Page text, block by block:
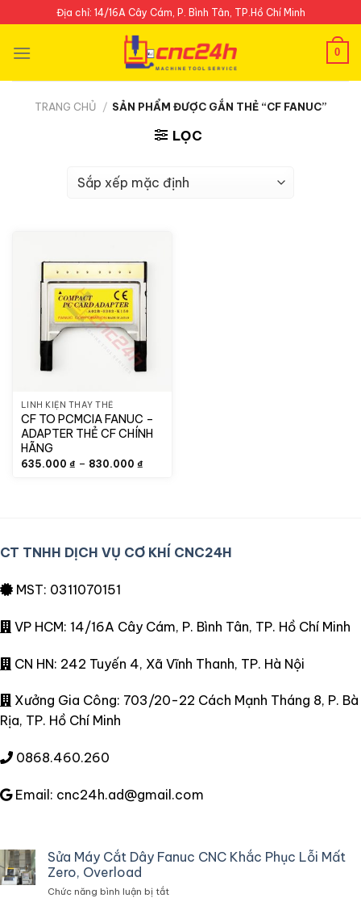
to
content
Địa chỉ: 14/16A Cây Cám, P. Bình Tân, TP.Hồ Chí Minh
0
TRANG CHỦ / SẢN PHẨM ĐƯỢC GẮN THẺ “CF FANUC”
LỌC
LINH KIỆN THAY THẾ
CF TO PCMCIA FANUC –
ADAPTER THẺ CF CHÍNH
HÃNG
635.000 ₫ – 830.000 ₫Khoảng
CT TNHH DỊCH VỤ CƠ KHÍ CNC24H
MST: 0311070151
VP HCM: 14/16A Cây Cám, P. Bình Tân, TP. Hồ Chí Minh
CN HN: 242 Tuyến 4, Xã Vĩnh Thanh, TP. Hà Nội
Xưởng Gia Công: 703/20-22 Cách Mạnh Tháng 8, P. Bà
Rịa, TP. Hồ Chí Minh
0868.460.260
Email: cnc24h.ad@gmail.com
Sửa Máy Cắt Dây Fanuc CNC Khắc Phục Lỗi Mất
Zero, Overload
Chức năng bình luận bị tắtở